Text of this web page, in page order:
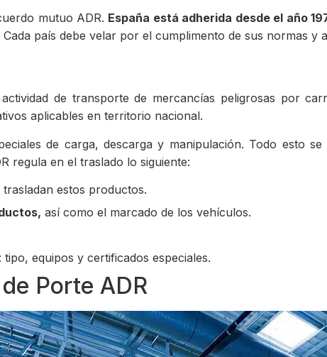
mutuo ADR. España está adherida desde el año
país debe velar por el cumplimento de sus normas y
de transporte de mercancías peligrosas por
aplicables en territorio nacional.
de carga, descarga y manipulación. Todo esto
regula en el traslado lo siguiente:
trasladan estos productos.
así como el marcado de los vehículos.
: tipo, equipos y certificados especiales.
Porte ADR